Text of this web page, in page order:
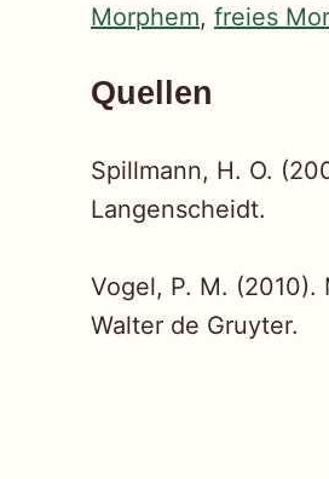
Morphem, freies
Quellen
Spillmann, H. O.
Langenscheidt.
Vogel, P. M. (2010).
Walter de Gruyter.